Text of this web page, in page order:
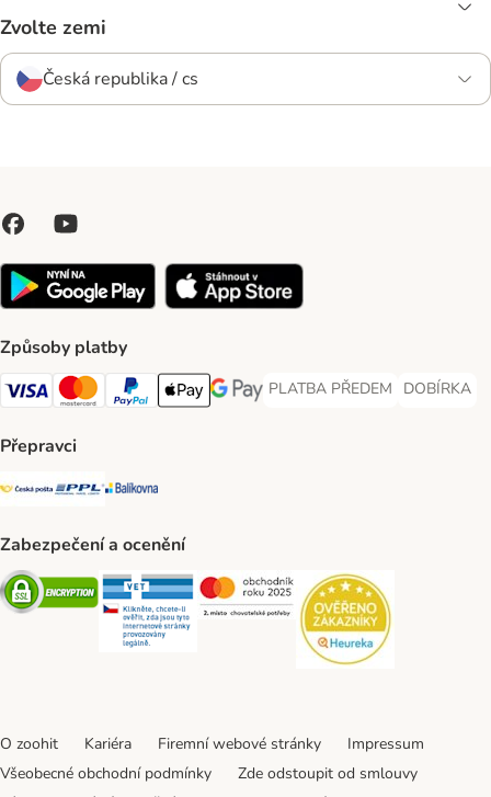
Zvolte zemi
Česká republika / cs
Způsoby platby
Visa Payment Method
Mastercard Payment Method
PayPal Payment Method
Apple pay Payment Method
GooglePay Payment Method
PLATBA PŘEDEM
PLATBA PŘEDEM Payment
DOBÍRKA
DOBÍRKA
Přepravci
Česká pošta Shipping Method
PPL Shipping Method
Balíkovna Shipping Method
Zabezpečení a ocenění
Security Security Security
O zoohit Kariéra Firemní webové stránky
Impressum
Všeobecné obchodní podmínky
Zde odstoupit od smlouvy